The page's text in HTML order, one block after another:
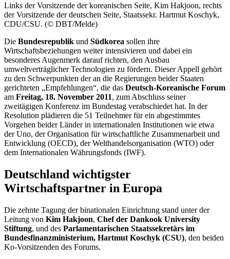
Links der Vorsitzende der koreanischen Seite, Kim Hakjoon, rechts
der Vorsitzende der deutschen Seite, Staatssekr. Hartmut Koschyk,
CDU/CSU. (© DBT/Melde)
Die Bundesrepublik und Südkorea sollen ihre
Wirtschaftsbeziehungen weiter intensivieren und dabei ein
besonderes Augenmerk darauf richten, den Ausbau
umweltverträglicher Technologien zu fördern. Dieser Appell gehört
zu den Schwerpunkten der an die Regierungen beider Staaten
gerichteten „Empfehlungen“, die das Deutsch-Koreanische Forum
am Freitag, 18. November 2011, zum Abschluss seiner
zweitägigen Konferenz im Bundestag verabschiedet hat. In der
Resolution plädieren die 51 Teilnehmer für ein abgestimmtes
Vorgehen beider Länder in internationalen Institutionen wie etwa
der Uno, der Organisation für wirtschaftliche Zusammenarbeit und
Entwicklung (OECD), der Welthandelsorganisation (WTO) oder
dem Internationalen Währungsfonds (IWF).
Deutschland wichtigster
Wirtschaftspartner in Europa
Die zehnte Tagung der binationalen Einrichtung stand unter der
Leitung von Kim Hakjoon, Chef der Dankook University
Stiftung, und des Parlamentarischen Staatssekretärs im
Bundesfinanzministerium, Hartmut Koschyk (CSU), den beiden
Ko-Vorsitzenden des Forums.